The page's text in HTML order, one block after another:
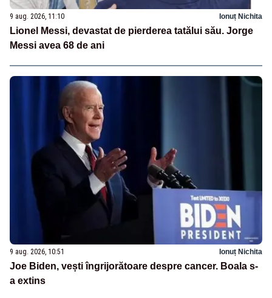
9 aug. 2026, 11:10 Ionuț Nichita
Lionel Messi, devastat de pierderea tatălui său. Jorge
Messi avea 68 de ani
9 aug. 2026, 10:51 Ionuț Nichita
Joe Biden, vești îngrijorătoare despre cancer. Boala s-
a extins